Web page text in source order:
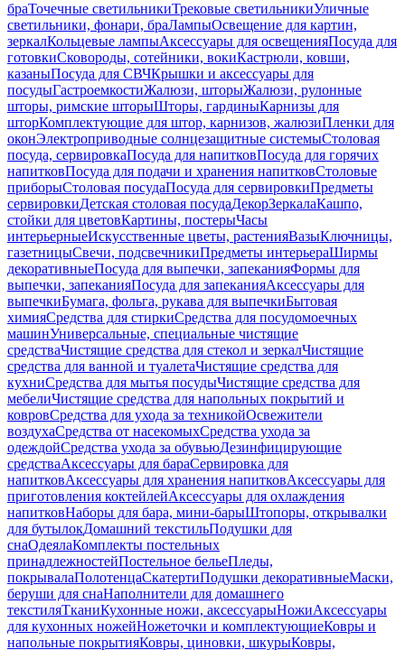
браТочечные светильникиТрековые светильникиУличные
светильники, фонари, браЛампыОсвещение для картин,
зеркалКольцевые лампыАксессуары для освещенияПосуда для
готовкиСковороды, сотейники, вокиКастрюли, ковши,
казаныПосуда для СВЧКрышки и аксессуары для
посудыГастроемкостиЖалюзи, шторыЖалюзи, рулонные
шторы, римские шторыШторы, гардиныКарнизы для
шторКомплектующие для штор, карнизов, жалюзиПленки для
оконЭлектроприводные солнцезащитные системыСтоловая
посуда, сервировкаПосуда для напитковПосуда для горячих
напитковПосуда для подачи и хранения напитковСтоловые
приборыСтоловая посудаПосуда для сервировкиПредметы
сервировкиДетская столовая посудаДекорЗеркалаКашпо,
стойки для цветовКартины, постерыЧасы
интерьерныеИскусственные цветы, растенияВазыКлючницы,
газетницыСвечи, подсвечникиПредметы интерьераШирмы
декоративныеПосуда для выпечки, запеканияФормы для
выпечки, запеканияПосуда для запеканияАксессуары для
выпечкиБумага, фольга, рукава для выпечкиБытовая
химияСредства для стиркиСредства для посудомоечных
машинУниверсальные, специальные чистящие
средстваЧистящие средства для стекол и зеркалЧистящие
средства для ванной и туалетаЧистящие средства для
кухниСредства для мытья посудыЧистящие средства для
мебелиЧистящие средства для напольных покрытий и
ковровСредства для ухода за техникойОсвежители
воздухаСредства от насекомыхСредства ухода за
одеждойСредства ухода за обувьюДезинфицирующие
средстваАксессуары для бараСервировка для
напитковАксессуары для хранения напитковАксессуары для
приготовления коктейлейАксессуары для охлаждения
напитковНаборы для бара, мини-барыШтопоры, открывалки
для бутылокДомашний текстильПодушки для
снаОдеялаКомплекты постельных
принадлежностейПостельное бельеПледы,
покрывалаПолотенцаСкатертиПодушки декоративныеМаски,
беруши для снаНаполнители для домашнего
текстиляТканиКухонные ножи, аксессуарыНожиАксессуары
для кухонных ножейНожеточки и комплектующиеКовры и
напольные покрытияКовры, циновки, шкурыКовры,